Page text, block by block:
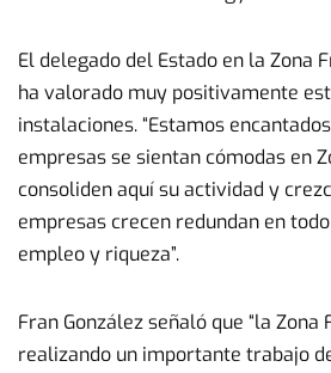
El delegado del Estado en la Zona
ha valorado muy positivamente
instalaciones. “Estamos
empresas se sientan cómodas en
consoliden aquí su actividad y
empresas crecen redundan en
empleo y riqueza”.
Fran González señaló que “la Zona
realizando un importante trabajo